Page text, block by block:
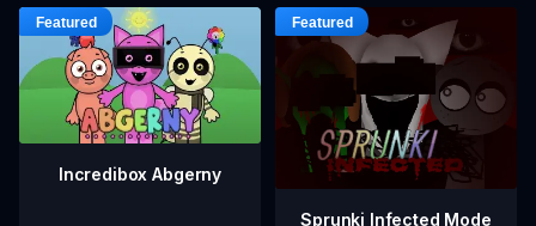
Incredibox Abgerny
Sprunki Infected Mode